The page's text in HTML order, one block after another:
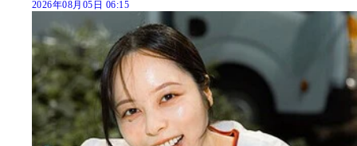
2026年08月05日 06:15